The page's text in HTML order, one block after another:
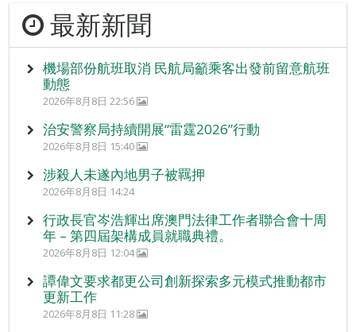
最新新聞
機場部份航班取消 民航局籲乘客出發前留意航班
動態
2026年8月8日 22:56
治安警察局持續開展“雷霆2026”行動
2026年8月8日 15:40
涉殺人未遂內地男子被羈押
2026年8月8日 14:24
行政長官岑浩輝出席澳門法律工作者聯合會十周
年 – 第四屆架構成員就職典禮。
2026年8月8日 12:04
譚偉文要求都更公司創新探索多元模式推動都市
更新工作
2026年8月8日 11:28